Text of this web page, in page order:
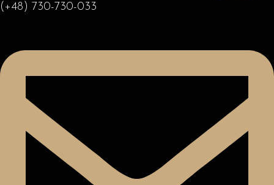
(+48) 730-730-033